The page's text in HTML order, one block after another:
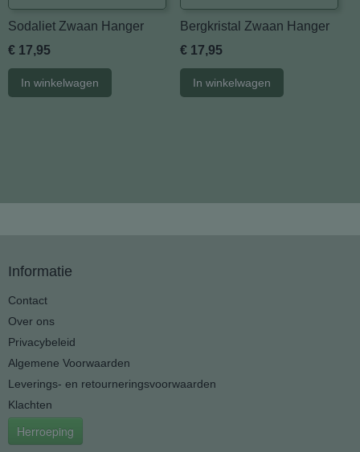
Sodaliet Zwaan Hanger
€ 17,95
In winkelwagen
Bergkristal Zwaan Hanger
€ 17,95
In winkelwagen
Informatie
Contact
Over ons
Privacybeleid
Algemene Voorwaarden
Leverings- en retourneringsvoorwaarden
Klachten
Herroeping